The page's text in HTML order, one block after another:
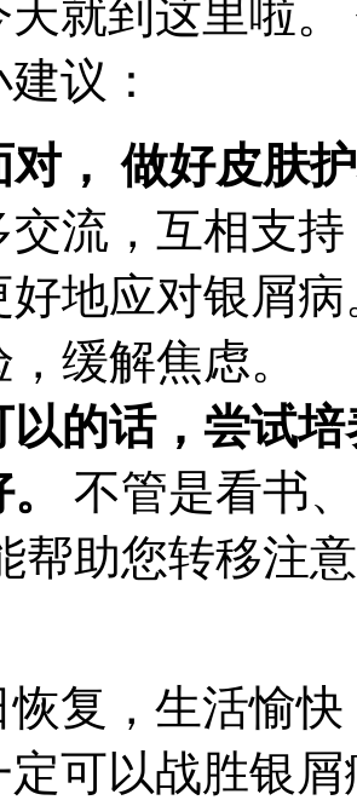
天就到这里啦
议：
对， 做好皮肤
交流，互相支
好地应对银屑
缓解焦虑。
以的话，尝试
不管是看书
帮助您转移注
复，生活愉
定可以战胜银屑